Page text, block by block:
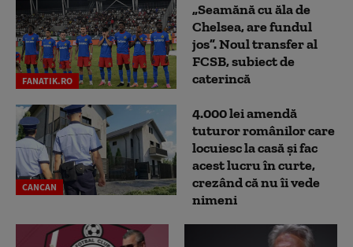
FANATIK.RO
„Seamănă cu ăla de
Chelsea, are fundul
jos”. Noul transfer al
FCSB, subiect de
caterincă
CANCAN
4.000 lei amendă
tuturor românilor care
locuiesc la casă și fac
acest lucru în curte,
crezând că nu îi vede
nimeni